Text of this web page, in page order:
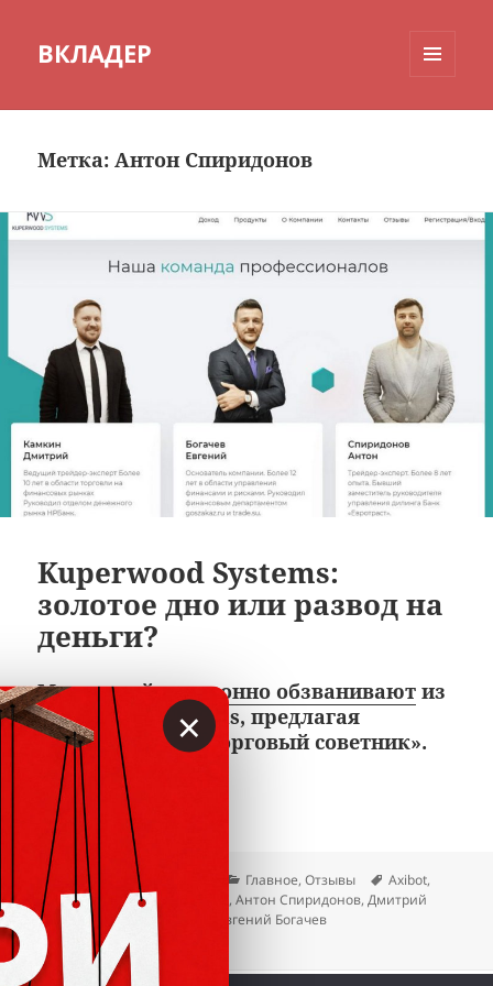
ВКЛАДЕР
Метка:Антон Спиридонов
Kuperwood Systems:
золотое дно или развод на
деньги?
Москвичейнезаконно обзванивают из
Kuperwood Systems, предлагая
«персональный торговый советник».
Читать далее
Опубликовано
28.04.2021 Рубрики
Главное,Отзывы Метки
Axibot,
Kuperwood Systems
Адентакс,Антон Спиридонов,Дмитрий
Аксенов, Дмитрий Камкин
Евгений Богачев
2 комментарияк записи Kuperwood Systems: золотое дно или
×